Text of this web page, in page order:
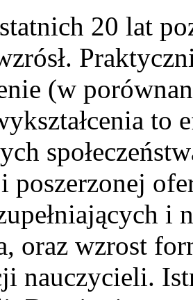
20 lat
(w
to
poszerzonej
i
oraz wzrost
nauczycieli.